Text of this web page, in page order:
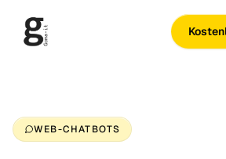
WEB-CHATBOTS